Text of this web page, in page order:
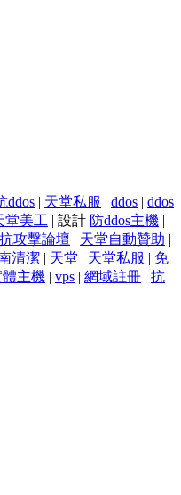
ddos | 天堂私服 | ddos | ddos
堂美工 | 設計 防ddos主機 |
抗攻擊論壇 | 天堂自動贊助 |
清潔 | 天堂 | 天堂私服 | 免
體主機 | vps | 網域註冊 | 抗